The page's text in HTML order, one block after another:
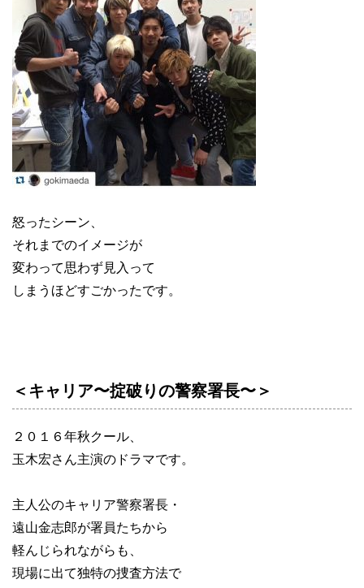
怒ったシーン、
それまでのイメージが
変わって思わず見入って
しまうほどすごかったです。
＜キャリア〜掟破りの警察署長〜＞
２０１６年秋クール、
玉木宏さん主演のドラマです。
主人公のキャリア警察署長・
遠山金志郎が署員たちから
軽んじられながらも、
現場に出て独特の捜査方法で